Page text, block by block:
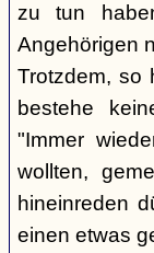
zu tun
Angehörigen
Trotzdem, so
bestehe
"Immer
wollten,
hineinreden
einen etwas